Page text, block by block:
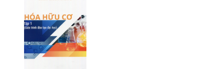
Năm xuất bản